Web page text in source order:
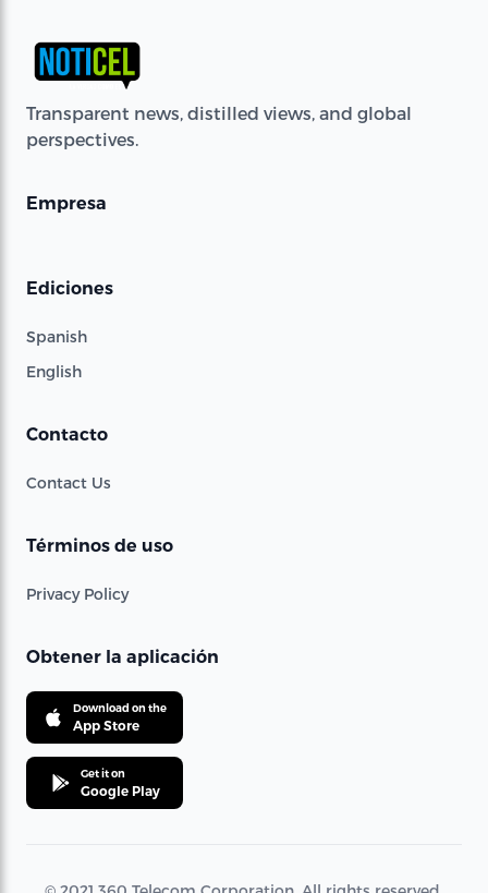
Transparent news, distilled views, and global
perspectives.
Empresa
Ediciones
Spanish
English
Contacto
Contact Us
Términos de uso
Privacy Policy
Obtener la aplicación
Download on the
App Store
Get it on
Google Play